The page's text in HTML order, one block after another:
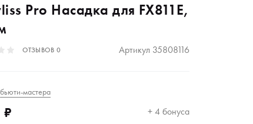
Pro Насадка для FX811E,
ОТЗЫВОВ 0 Артикул 35808116
бьюти-мастера
₽ + 4 бонуса